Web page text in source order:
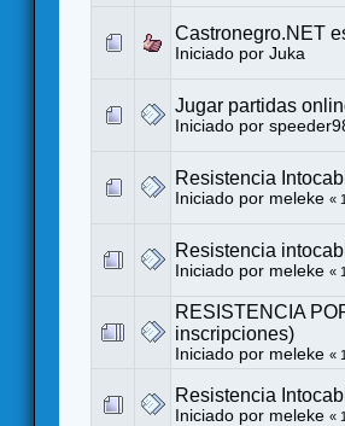
Castronegro.NET
Iniciado por Juka
Jugar partidas
Iniciado por
Resistencia
Iniciado por meleke « 1
Resistencia
Iniciado por meleke « 1
RESISTENCIA
inscripciones)
Iniciado por meleke « 1
Resistencia
Iniciado por meleke « 1